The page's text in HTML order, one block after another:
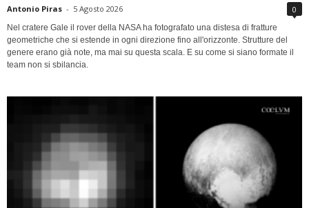
Antonio Piras - 5 Agosto 2026 0
Nel cratere Gale il rover della NASA ha fotografato una distesa di fratture
geometriche che si estende in ogni direzione fino all'orizzonte. Strutture del
genere erano già note, ma mai su questa scala. E su come si siano formate il
team non si sbilancia.